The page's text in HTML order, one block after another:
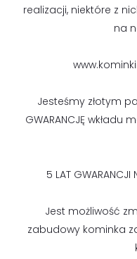
realizacji, niektóre z
na
Jesteśmy złotym
GWARANCJĘ wkładu
5 LAT GWARANCJI
Jest możliwość
zabudowy kominka